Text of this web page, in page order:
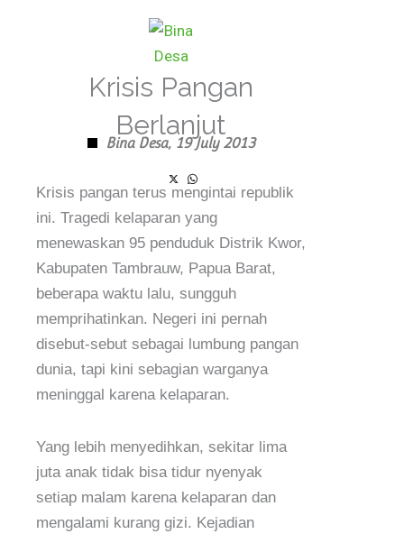
Krisis Pangan
Berlanjut
Bina Desa, 19 July 2013
Krisis pangan terus mengintai republik
ini. Tragedi kelaparan yang
menewaskan 95 penduduk Distrik Kwor,
Kabupaten Tambrauw, Papua Barat,
beberapa waktu lalu, sungguh
memprihatinkan. Negeri ini pernah
disebut-sebut sebagai lumbung pangan
dunia, tapi kini sebagian warganya
meninggal karena kelaparan.
Yang lebih menyedihkan, sekitar lima
juta anak tidak bisa tidur nyenyak
setiap malam karena kelaparan dan
mengalami kurang gizi. Kejadian